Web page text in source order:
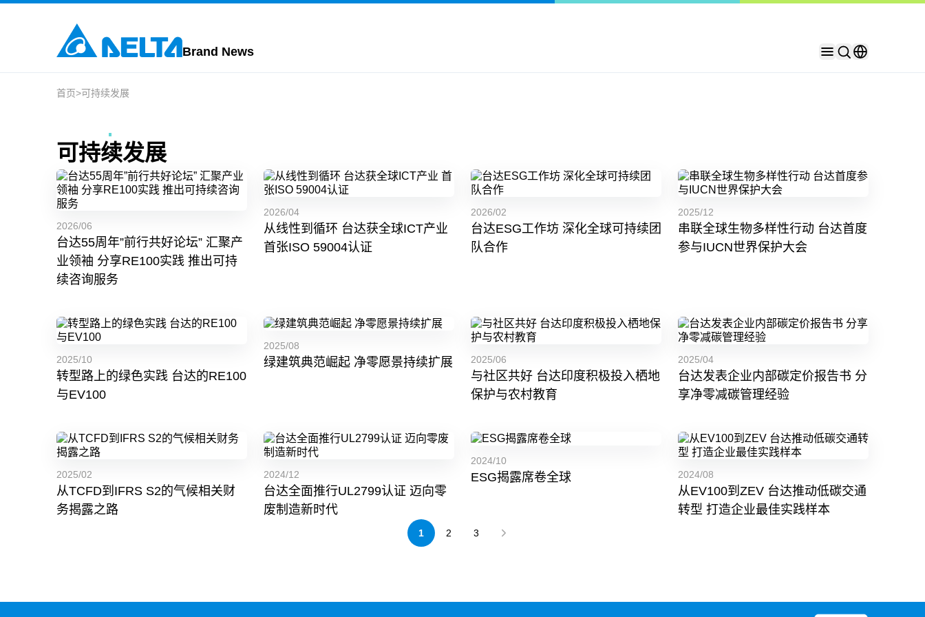
Brand News
首页>可持续发展
可持续发展
2026/06
台达55周年”前行共好论坛” 汇聚产
业领袖 分享RE100实践 推出可持
续咨询服务
2026/04
从线性到循环 台达获全球ICT产业
首张ISO 59004认证
2026/02
台达ESG工作坊 深化全球可持续团
队合作
2025/12
串联全球生物多样性行动 台达首度
参与IUCN世界保护大会
2025/10
转型路上的绿色实践 台达的RE100
与EV100
2025/08
绿建筑典范崛起 净零愿景持续扩展 2025/06
与社区共好 台达印度积极投入栖地
保护与农村教育
2025/04
台达发表企业内部碳定价报告书 分
享净零减碳管理经验
2025/02
从TCFD到IFRS S2的气候相关财
务揭露之路
2024/12
台达全面推行UL2799认证 迈向零
废制造新时代
2024/10
ESG揭露席卷全球 2024/08
从EV100到ZEV 台达推动低碳交通
转型 打造企业最佳实践样本
1 2 3